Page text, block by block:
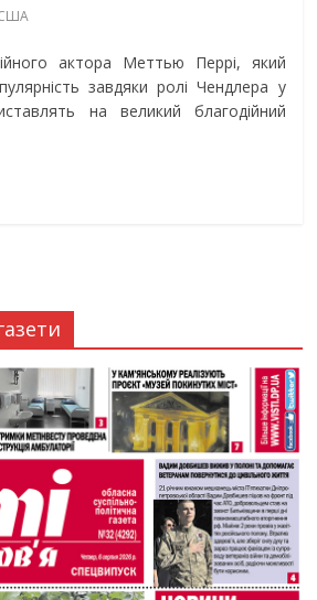
актора Меттью Перрі, який
завдяки ролі Чендлера у
на великий благодійний